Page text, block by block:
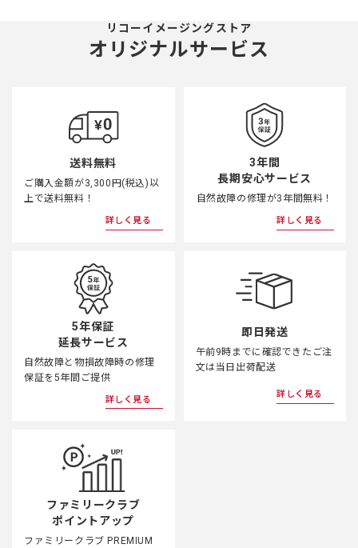
リコーイメージングストア
オリジナルサービス
送料無料
ご購入金額が3,300円(税込)以
上で送料無料！
詳しく見る
3年間
長期安心サービス
自然故障の修理が3年間無料！
詳しく見る
5年保証
延長サービス
自然故障と物損故障時の修理
保証を5年間ご提供
詳しく見る
即日発送
午前9時までに確認できたご注
文は当日出荷配送
詳しく見る
ファミリークラブ
ポイントアップ
ファミリークラブ PREMIUM